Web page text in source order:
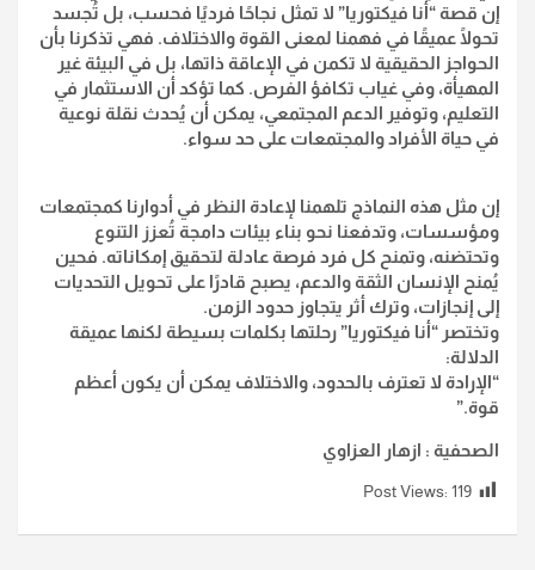
إن قصة “أنا فيكتوريا” لا تمثل نجاحًا فرديًا فحسب، بل تُجسد
تحولًا عميقًا في فهمنا لمعنى القوة والاختلاف. فهي تذكرنا بأن
الحواجز الحقيقية لا تكمن في الإعاقة ذاتها، بل في البيئة غير
المهيأة، وفي غياب تكافؤ الفرص. كما تؤكد أن الاستثمار في
التعليم، وتوفير الدعم المجتمعي، يمكن أن يُحدث نقلة نوعية
في حياة الأفراد والمجتمعات على حد سواء.
إن مثل هذه النماذج تلهمنا لإعادة النظر في أدوارنا كمجتمعات
ومؤسسات، وتدفعنا نحو بناء بيئات دامجة تُعزز التنوع
وتحتضنه، وتمنح كل فرد فرصة عادلة لتحقيق إمكاناته. فحين
يُمنح الإنسان الثقة والدعم، يصبح قادرًا على تحويل التحديات
إلى إنجازات، وترك أثر يتجاوز حدود الزمن.
وتختصر “أنا فيكتوريا” رحلتها بكلمات بسيطة لكنها عميقة
الدلالة:
“الإرادة لا تعترف بالحدود، والاختلاف يمكن أن يكون أعظم
قوة.”
الصحفية : ازهار العزاوي
Post Views: 119